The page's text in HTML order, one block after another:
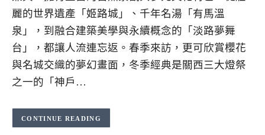
麗的世界遺產「姬路城」、千年名湯「有馬溫
泉」，到融合建築美學與永續概念的「淡路夢舞
台」，都讓人流連忘返。春季來訪，更可欣賞櫻花
與名城交織的夢幻畫面，冬季經典是關西三大燈祭
之一的「神戶…
CONTINUE READING